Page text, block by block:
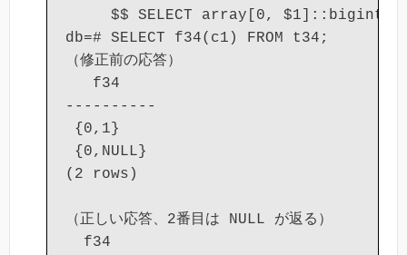
$$ SELECT array[0,
db=# SELECT f34(c1) FROM t34;
（修正前の応答）
   f34
----------
{0,1}
{0,NULL}
(2 rows)
（正しい応答、2番目は NULL が返る）
  f34